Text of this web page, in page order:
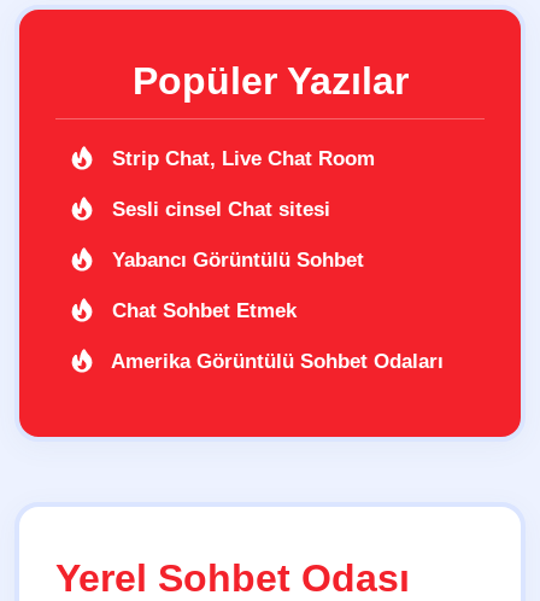
Popüler Yazılar
Strip Chat, Live Chat Room
Sesli cinsel Chat sitesi
Yabancı Görüntülü Sohbet
Chat Sohbet Etmek
Amerika Görüntülü Sohbet Odaları
Yerel Sohbet Odası